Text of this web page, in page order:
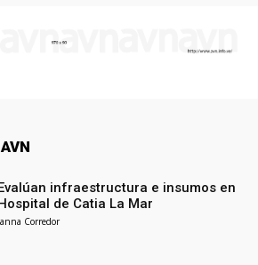
infraestructura e insumos en
de Catia La Mar
Corredor